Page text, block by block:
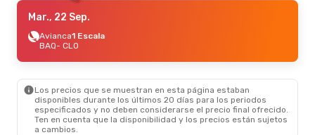
Mar., 22 Sep.
Avianca1 Escala
BAQ- CLO
Los precios que se muestran en esta página estaban
disponibles durante los últimos 20 días para los periodos
especificados y no deben considerarse el precio final ofrecido.
Ten en cuenta que la disponibilidad y los precios están sujetos
a cambios.